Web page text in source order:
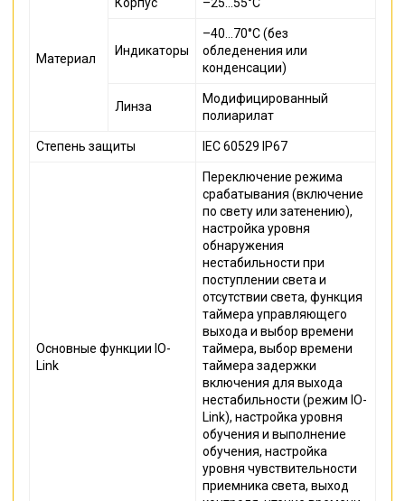
Материал
Индикаторы
–40…70°C (без
обледенения или
конденсации)
Линза
Модифицированный
полиарилат
Степень защиты IEC 60529 IP67
Основные функции IO-
Link
Переключение режима
срабатывания (включение
по свету или затенению),
настройка уровня
обнаружения
нестабильности при
поступлении света и
отсутствии света, функция
таймера управляющего
выхода и выбор времени
таймера, выбор времени
таймера задержки
включения для выхода
нестабильности (режим IO-
Link), настройка уровня
обучения и выполнение
обучения, настройка
уровня чувствительности
приемника света, выход